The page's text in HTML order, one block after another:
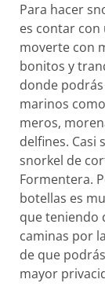
Para hacer
es contar
moverte con
bonitos y
donde
marinos
meros,
delfines. Casi
snorkel de
Formentera.
botellas es
que teniendo
caminas por
de que
mayor